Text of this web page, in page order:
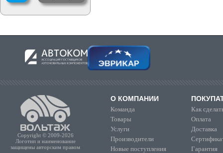
Copyright © 2009-2026
Логотип и наименование
защищены авторским правом
О КОМПАНИИ
Команда
Товары
Услуги
Производители
Новые поступления
Как
Оплата
Доставка
Гарантия